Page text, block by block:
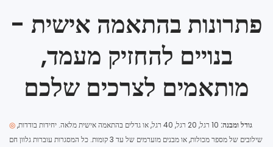
פתרונות בהתאמה אישית -
בנויים להחזיק מעמד,
מותאמים לצרכים שלכם
◎ גודל ומבנה:
10 רגל, 20 רגל, 40 רגל, או גדלים בהתאמה אישית מלאה. יחידות בודדות,
שילובים של מספר מכולות, או מבנים מוערמים של עד 3 קומות. כל המסגרות עוברות גלוון חם